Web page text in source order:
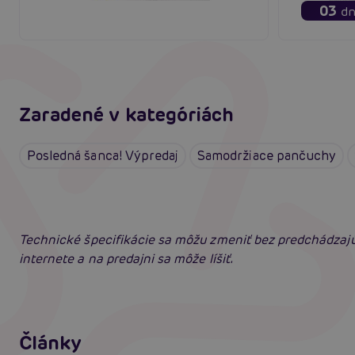
03
Zaradené v kategóriách
Posledná šanca! Výpredaj Samodržiace pančuchy
Technické špecifikácie sa môžu zmeniť bez
internete a na predajni sa môže líšiť.
Články
neodolateľne sexy